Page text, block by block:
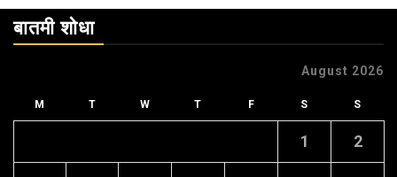
बातमी शोधा
August 2026
M T W T F S S
1 2